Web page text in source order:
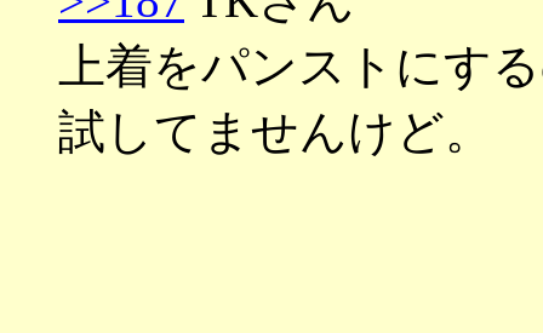
上着をパンストにす
試してませんけど。